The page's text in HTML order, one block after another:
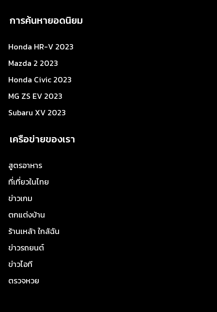
การค้นหายอดนิยม
Honda HR-V 2023
Mazda 2 2023
Honda Civic 2023
MG ZS EV 2023
Subaru XV 2023
เครือข่ายของเรา
สูตรอาหาร
ที่เที่ยวในไทย
ข่าวเกม
ตกแต่งบ้าน
ร้านเหล้า ใกล้ฉัน
ข่าวรถยนต์
ข่าวไอที
ตรวจหวย